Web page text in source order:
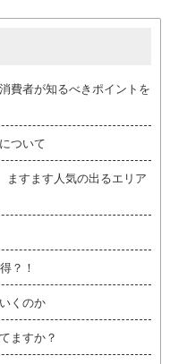
費者が知るべきポイントを
ついて
ますます人気の出るエリア
？！
くのか
ますか？